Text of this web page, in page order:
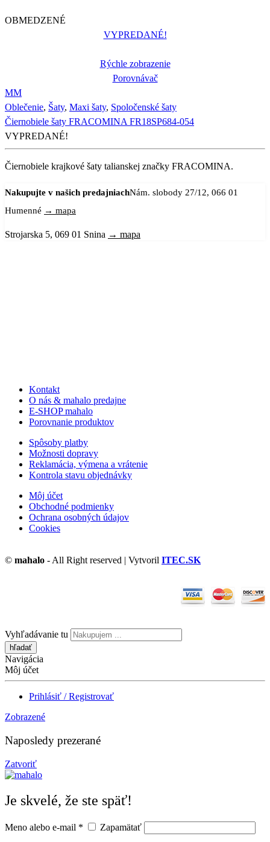
OBMEDZENÉ
VYPREDANÉ!
Rýchle zobrazenie
Porovnávač
MM
Oblečenie, Šaty, Maxi šaty, Spoločenské šaty
Čiernobiele šaty FRACOMINA FR18SP684-054
VYPREDANÉ!
Čiernobiele krajkové šaty talianskej značky FRACOMINA.
Nakupujte v našich predajniachNám. slobody 27/12, 066 01
Humenné → mapa
Strojarska 5, 069 01 Snina → mapa
Kontakt
O nás & mahalo predajne
E-SHOP mahalo
Porovnanie produktov
Spôsoby platby
Možnosti dopravy
Reklamácia, výmena a vrátenie
Kontrola stavu objednávky
Môj účet
Obchodné podmienky
Ochrana osobných údajov
Cookies
© mahalo - All Right reserved | Vytvoril ITEC.SK
Vyhľadávanie tu
Navigácia
Môj účet
Prihlásiť / Registrovať
Zobrazené
Naposledy prezerané
Zatvoriť
Je skvelé, že ste späť!
Meno alebo e-mail * Zapamätať